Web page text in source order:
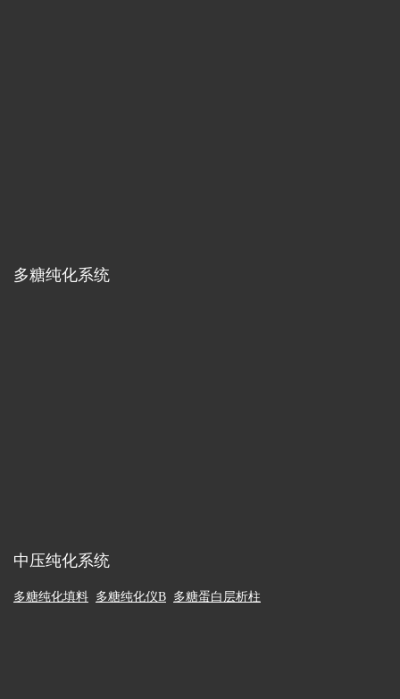
多糖纯化系统
中压纯化系统
多糖纯化填料 多糖纯化仪B 多糖蛋白层析柱